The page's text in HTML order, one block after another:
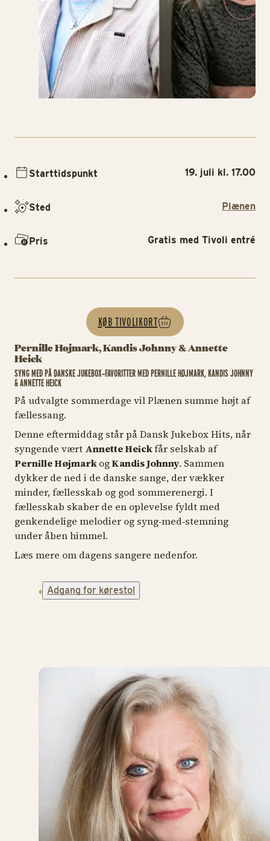
Pernille Højmark, Kandis Johnny & Annette
Heick
SYNG MED PÅ DANSKE JUKEBOX‑FAVORITTER MED PERNILLE HØJMARK, KANDIS JOHNNY
& ANNETTE HEICK
På udvalgte sommerdage vil Plænen summe højt af
fællessang.
Denne eftermiddag står på Dansk Jukebox Hits, når
syngende vært Annette Heickfår selskab af
Pernille HøjmarkogKandis Johnny. Sammen
dykker de ned i de danske sange, der vækker
minder, fællesskab og god sommerenergi. I
fællesskab skaber de en oplevelse fyldt med
genkendelige melodier og syng‑med‑stemning
under åben himmel.
Læs mere om dagens sangere nedenfor.
Adgang for kørestol
Starttidspunkt 19. juli kl. 17.00
Sted Plænen
Pris Gratis med Tivoli entré
KØB TIVOLIKORT